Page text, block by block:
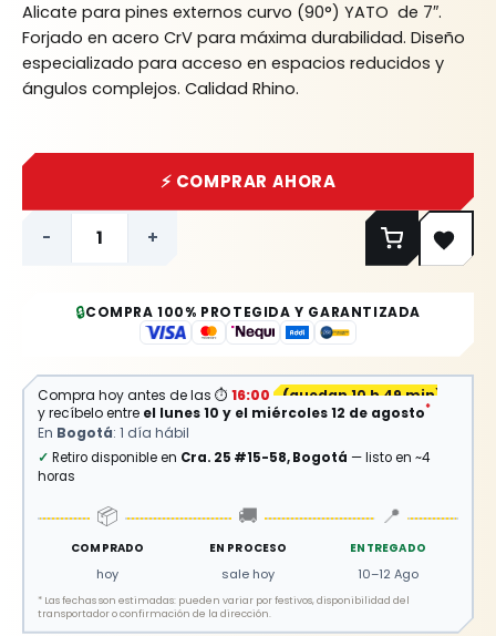
Alicate para pines externos curvo (90°) YATO de 7″.
Forjado en acero CrV para máxima durabilidad. Diseño
especializado para acceso en espacios reducidos y
ángulos complejos. Calidad Rhino.
- +
⚡ COMPRAR AHORA
🔒COMPRA 100% PROTEGIDA Y GARANTIZADA
Compra hoy antes de las ⏱ 16:00 (quedan 10 h 49 min)
y recíbelo entre el lunes 10 y el miércoles 12 de agosto*
En Bogotá: 1 día hábil
✓ Retiro disponible en Cra. 25 #15-58, Bogotá — listo en ~4
horas
📦
COMPRADO
hoy
🚚
EN PROCESO
sale hoy
📍
ENTREGADO
10–12 Ago
* Las fechas son estimadas: pueden variar por festivos, disponibilidad del
transportador o confirmación de la dirección.